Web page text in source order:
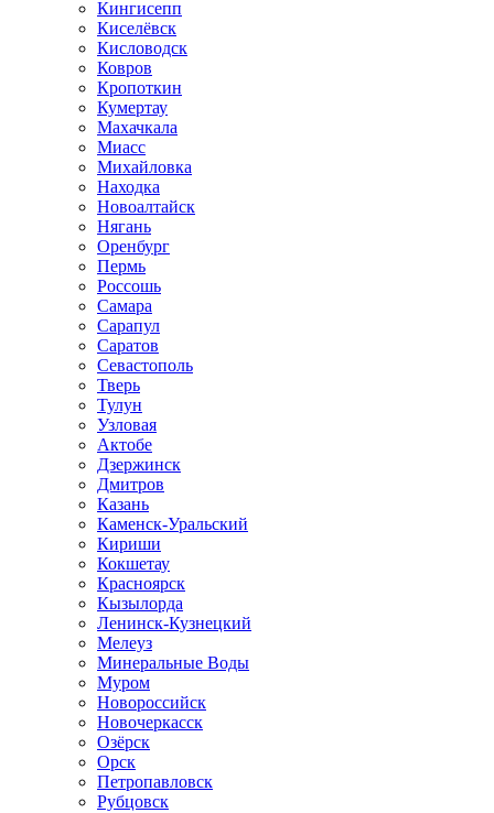
Кингисепп
Киселёвск
Кисловодск
Ковров
Кропоткин
Кумертау
Махачкала
Миасс
Михайловка
Находка
Новоалтайск
Нягань
Оренбург
Пермь
Россошь
Самара
Сарапул
Саратов
Севастополь
Тверь
Тулун
Узловая
Актобе
Дзержинск
Дмитров
Казань
Каменск-Уральский
Кириши
Кокшетау
Красноярск
Кызылорда
Ленинск-Кузнецкий
Мелеуз
Минеральные Воды
Муром
Новороссийск
Новочеркасск
Озёрск
Орск
Петропавловск
Рубцовск